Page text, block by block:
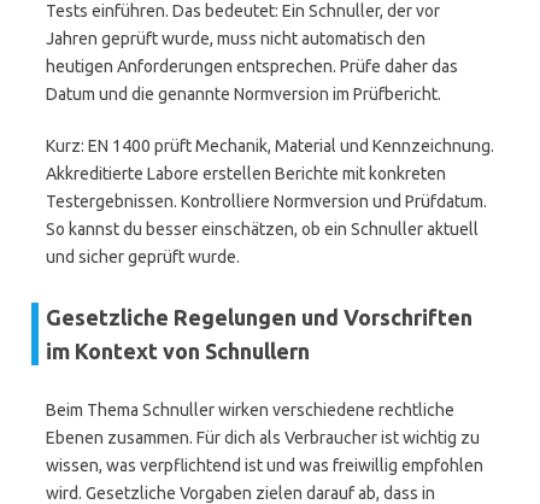
Tests einführen. Das bedeutet: Ein Schnuller, der vor
Jahren geprüft wurde, muss nicht automatisch den
heutigen Anforderungen entsprechen. Prüfe daher das
Datum und die genannte Normversion im Prüfbericht.
Kurz: EN 1400 prüft Mechanik, Material und Kennzeichnung.
Akkreditierte Labore erstellen Berichte mit konkreten
Testergebnissen. Kontrolliere Normversion und Prüfdatum.
So kannst du besser einschätzen, ob ein Schnuller aktuell
und sicher geprüft wurde.
Gesetzliche Regelungen und Vorschriften
im Kontext von Schnullern
Beim Thema Schnuller wirken verschiedene rechtliche
Ebenen zusammen. Für dich als Verbraucher ist wichtig zu
wissen, was verpflichtend ist und was freiwillig empfohlen
wird. Gesetzliche Vorgaben zielen darauf ab, dass in